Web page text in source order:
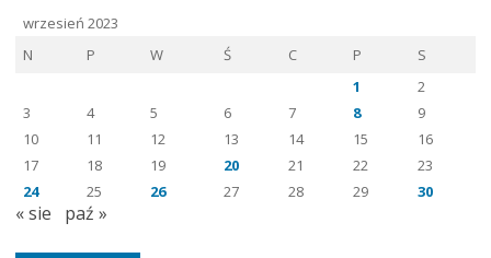
wrzesień 2023
N
P W Ś C P
S
1
2
3
4 5 6 7 8
9
10
11 12 13 14 15
16
17
18 19 20 21 22
23
24
25 26 27 28 29 30
« sie paź »